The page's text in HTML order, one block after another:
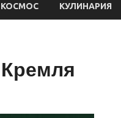
КОСМОС КУЛИНАРИЯ